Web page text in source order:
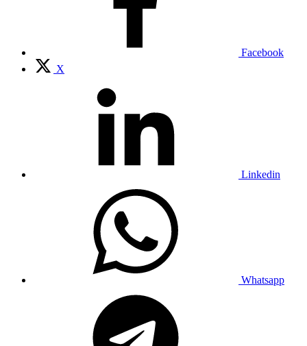
Facebook
X
Linkedin
Whatsapp